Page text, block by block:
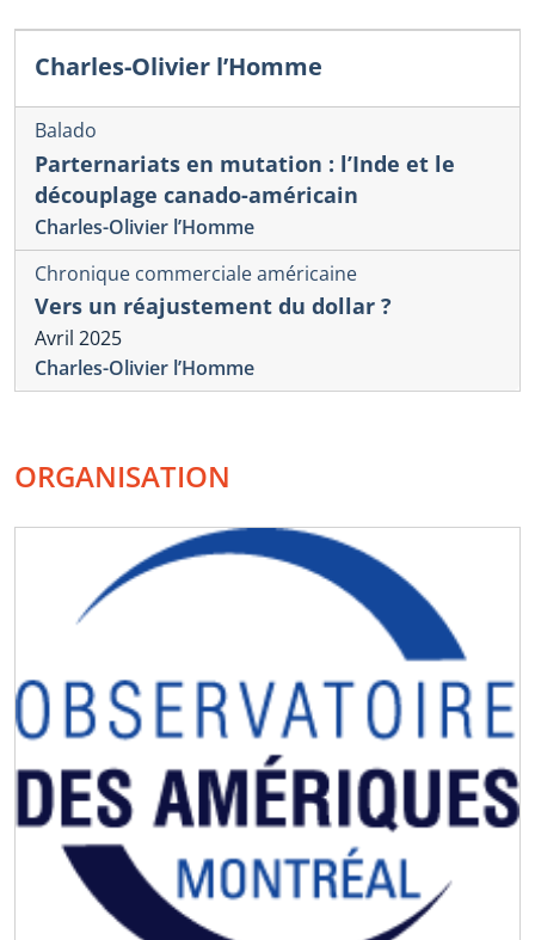
Charles-Olivier l’Homme
Balado
Parternariats en mutation : l’Inde et le
découplage canado-américain
Charles-Olivier l’Homme
Chronique commerciale américaine
Vers un réajustement du dollar ?
Avril 2025
Charles-Olivier l’Homme
ORGANISATION